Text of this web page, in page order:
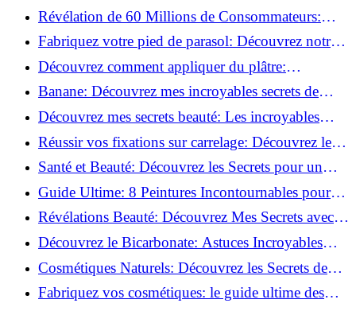
l'adoptent?
Révélation de 60 Millions de Consommateurs:
Découvrez le meilleur fond de teint pour votre
peau!
Fabriquez votre pied de parasol: Découvrez notre
tutoriel facile !
Découvrez comment appliquer du plâtre:
Techniques pour un mur intérieur parfait!
Banane: Découvrez mes incroyables secrets de
beauté!
Découvrez mes secrets beauté: Les incroyables
vertus du curcuma!
Réussir vos fixations sur carrelage: Découvrez les
astuces infaillibles !
Santé et Beauté: Découvrez les Secrets pour un
Bien-être Optimal!
Guide Ultime: 8 Peintures Incontournables pour
Bois Extérieurs!
Révélations Beauté: Découvrez Mes Secrets avec le
Thé Vert Matcha!
Découvrez le Bicarbonate: Astuces Incroyables
pour Votre Quotidien!
Cosmétiques Naturels: Découvrez les Secrets de
Beauté Éco-responsables!
Fabriquez vos cosmétiques: le guide ultime des